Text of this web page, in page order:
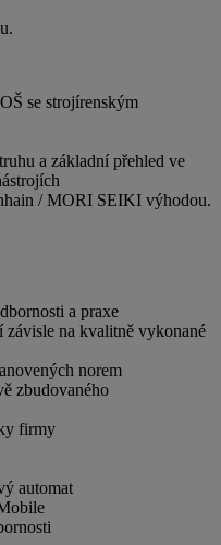
se strojírenským
a základní přehled ve
/ MORI SEIKI výhodou.
a praxe
závisle na kvalitně vykonané
norem
zbudovaného
firmy
automat